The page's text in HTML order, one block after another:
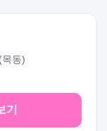
동)
기